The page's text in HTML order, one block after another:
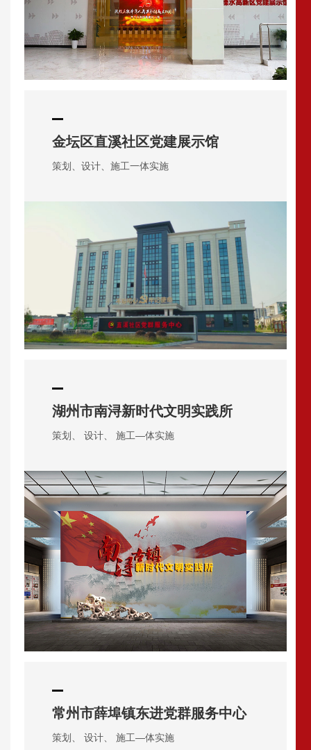
金坛区直溪社区党建展示馆
策划、设计、施工一体实施
湖州市南浔新时代文明实践所
策划、 设计、 施工—体实施
常州市薛埠镇东进党群服务中心
策划、 设计、 施工—体实施